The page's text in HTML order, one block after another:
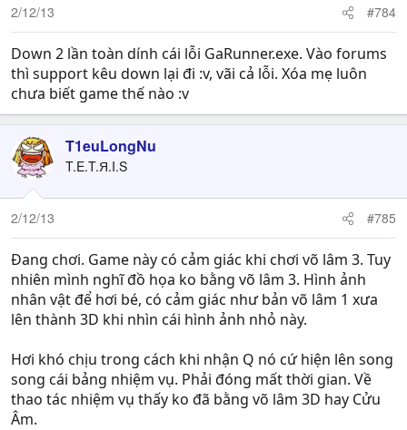
2/12/13 #784
Down 2 lần toàn dính cái lỗi GaRunner.exe. Vào forums
thì support kêu down lại đi :v, vãi cả lỗi. Xóa mẹ luôn
chưa biết game thế nào :v
T1euLongNu
T.E.T.Я.I.S
2/12/13 #785
Đang chơi. Game này có cảm giác khi chơi võ lâm 3. Tuy
nhiên mình nghĩ đồ họa ko bằng võ lâm 3. Hình ảnh
nhân vật để hơi bé, có cảm giác như bản võ lâm 1 xưa
lên thành 3D khi nhìn cái hình ảnh nhỏ này.
Hơi khó chịu trong cách khi nhận Q nó cứ hiện lên song
song cái bảng nhiệm vụ. Phải đóng mất thời gian. Về
thao tác nhiệm vụ thấy ko đã bằng võ lâm 3D hay Cửu
Âm.